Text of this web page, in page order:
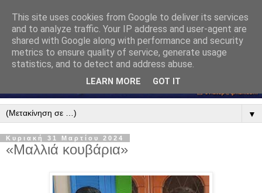
▼
Κυριακή 31 Μαρτίου 2024
«Μαλλιά κουβάρια»
This site uses cookies from Google to deliver its services
and to analyze traffic. Your IP address and user-agent are
shared with Google along with performance and security
metrics to ensure quality of service, generate usage
statistics, and to detect and address abuse.
LEARN MORE GOT IT